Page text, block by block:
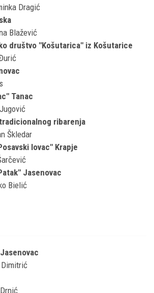
Dragić
Blažević
društvo "Košutarica" iz Košutarice
Tanac
ribarenja
Škledar
lovac" Krapje
Jasenovac
Bielić